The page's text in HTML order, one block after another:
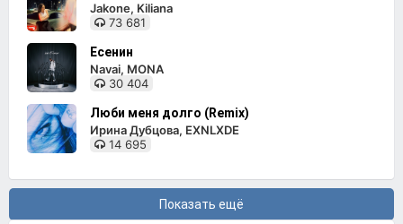
Jakone, Kiliana
73 681
Есенин
Navai, MONA
30 404
Люби меня долго (Remix)
Ирина Дубцова, EXNLXDE
14 695
Показать ещё